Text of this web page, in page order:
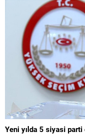
Yeni yılda 5 siyasi parti